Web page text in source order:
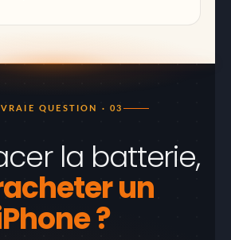
QUESTION · 03
la batterie,
un
?